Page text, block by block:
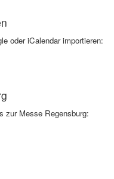
oder iCalendar importieren:
zur Messe Regensburg: